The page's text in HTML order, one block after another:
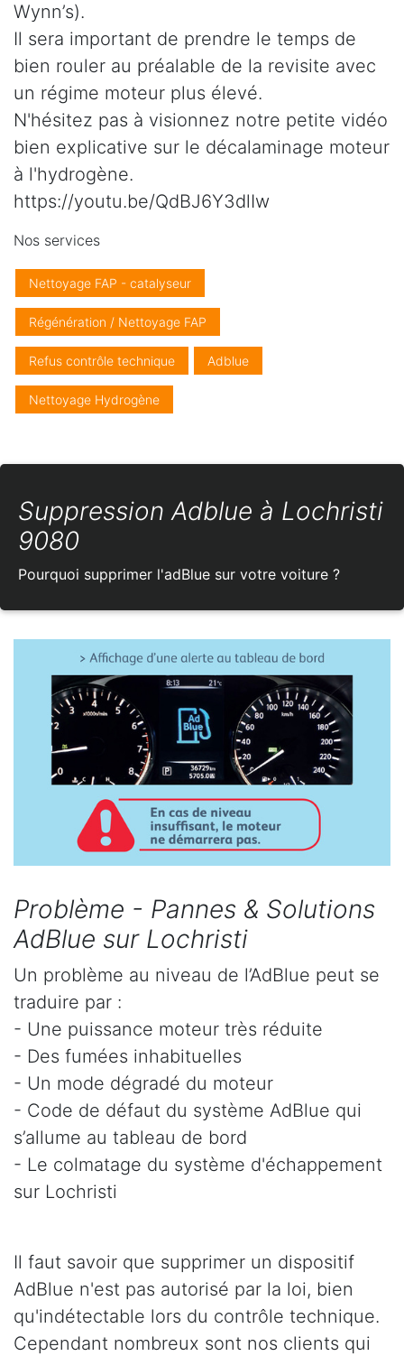
Wynn’s).
Il sera important de prendre le temps de
bien rouler au préalable de la revisite avec
un régime moteur plus élevé.
N'hésitez pas à visionnez notre petite vidéo
bien explicative sur le décalaminage moteur
à l'hydrogène.
https://youtu.be/QdBJ6Y3dlIw
Nos services
Nettoyage FAP - catalyseur
Régénération / Nettoyage FAP
Refus contrôle technique Adblue
Nettoyage Hydrogène
Suppression Adblue à Lochristi
9080
Pourquoi supprimer l'adBlue sur votre voiture ?
Problème - Pannes & Solutions
AdBlue sur Lochristi
Un problème au niveau de l’AdBlue peut se
traduire par :
- Une puissance moteur très réduite
- Des fumées inhabituelles
- Un mode dégradé du moteur
- Code de défaut du système AdBlue qui
s’allume au tableau de bord
- Le colmatage du système d'échappement
sur Lochristi
Il faut savoir que supprimer un dispositif
AdBlue n'est pas autorisé par la loi, bien
qu'indétectable lors du contrôle technique.
Cependant nombreux sont nos clients qui